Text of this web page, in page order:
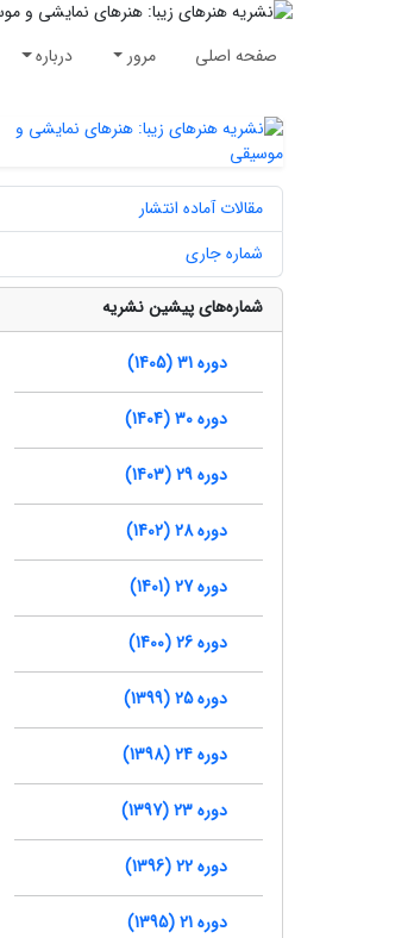
صفحه اصلی مرور درباره
مقالات آماده انتشار
شماره جاری
شماره‌های پیشین نشریه
دوره 31 (1405)
دوره 30 (1404)
دوره 29 (1403)
دوره 28 (1402)
دوره 27 (1401)
دوره 26 (1400)
دوره 25 (1399)
دوره 24 (1398)
دوره 23 (1397)
دوره 22 (1396)
دوره 21 (1395)